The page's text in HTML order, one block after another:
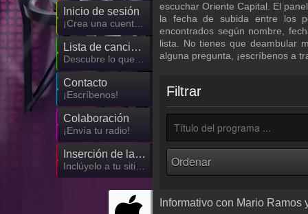
Inicio de sesión
Lista de canciones
Contacto
¡Escríbenos!
Colaboración
¡Envía tu radio!
Inserción de la radio
escuchar Oriente Capital. El
la fecha de subida entre los
encontrados según nombre,
lista. No tienes que deambular
alguna pregunta, ¡escríbenos a
Filtrar
Informativo con Mario